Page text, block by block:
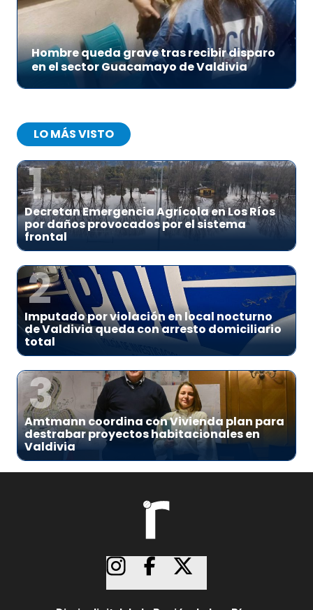
Hombre queda grave tras recibir disparo
en el sector Guacamayo de Valdivia
LO MÁS VISTO
1
Decretan Emergencia Agrícola en Los Ríos
por daños provocados por el sistema
frontal
2
Imputado por violación en local nocturno
de Valdivia queda con arresto domiciliario
total
3
Amtmann coordina con Vivienda plan para
destrabar proyectos habitacionales en
Valdivia